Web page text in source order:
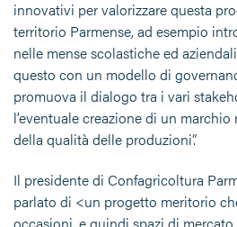
innovativi per valorizzare questa
territorio Parmense, ad esempio
nelle mense scolastiche ed
questo con un modello di
promuova il dialogo tra i vari
l’eventuale creazione di un
della qualità delle produzioni”.
Il presidente di Confagricoltura
parlato di <un progetto meritorio
occasioni, e quindi spazi di